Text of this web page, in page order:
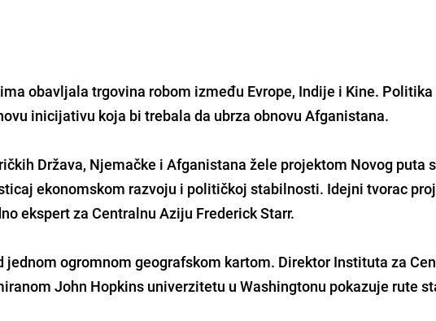
obavljala trgovina robom između Evrope, Indije i Kine. Politika
inicijativu koja bi trebala da ubrza obnovu Afganistana.
Država, Njemačke i Afganistana žele projektom Novog puta
ekonomskom razvoju i političkoj stabilnosti. Idejni tvorac
ekspert za Centralnu Aziju Frederick Starr.
jednom ogromnom geografskom kartom. Direktor Instituta za
John Hopkins univerzitetu u Washingtonu pokazuje rute